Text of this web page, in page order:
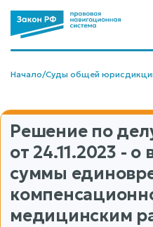
Начало/Суды общей
Решение по
от 24.11.2023 - о
суммы
медицинским